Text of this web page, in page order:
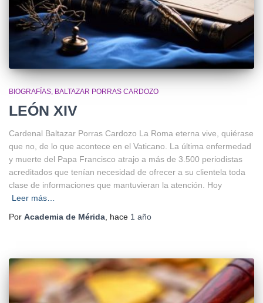
BIOGRAFÍAS BALTAZAR PORRAS CARDOZO
LEÓN XIV
Cardenal Baltazar Porras Cardozo La Roma eterna vive, quiérase
que no, de lo que acontece en el Vaticano. La última enfermedad
y muerte del Papa Francisco atrajo a más de 3.500 periodistas
acreditados que tenían necesidad de ofrecer a su clientela toda
clase de informaciones que mantuvieran la atención. Hoy
Leer más…
Por Academia de Mérida , hace 1 año